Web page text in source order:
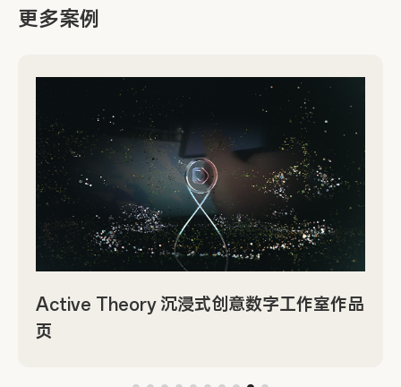
更多案例
Active Theory 沉浸式创意数字工作室作品
页